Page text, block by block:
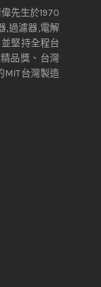
先生於1970
,過濾器,電解
堅持全程台
品獎、台灣
MIT台灣製造